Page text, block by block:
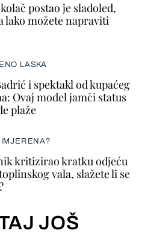
postao je sladoled,
lako možete napraviti
LASKA
i spektakl od kupaćeg
Ovaj model jamči status
plaže
kritizirao kratku odjeću
vala, slažete li se
JOŠ